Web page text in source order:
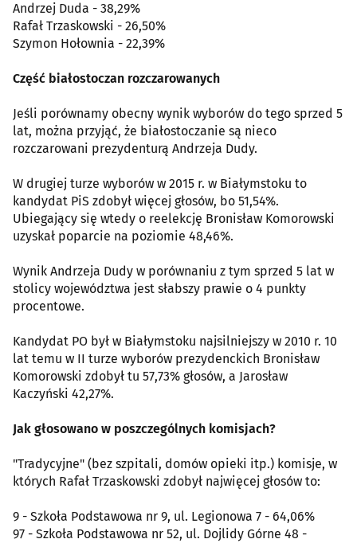
Andrzej Duda - 38,29%
Rafał Trzaskowski - 26,50%
Szymon Hołownia - 22,39%
Część białostoczan rozczarowanych
Jeśli porównamy obecny wynik wyborów do tego sprzed 5
lat, można przyjąć, że białostoczanie są nieco
rozczarowani prezydenturą Andrzeja Dudy.
W drugiej turze wyborów w 2015 r. w Białymstoku to
kandydat PiS zdobył więcej głosów, bo 51,54%.
Ubiegający się wtedy o reelekcję Bronisław Komorowski
uzyskał poparcie na poziomie 48,46%.
Wynik Andrzeja Dudy w porównaniu z tym sprzed 5 lat w
stolicy województwa jest słabszy prawie o 4 punkty
procentowe.
Kandydat PO był w Białymstoku najsilniejszy w 2010 r. 10
lat temu w II turze wyborów prezydenckich Bronisław
Komorowski zdobył tu 57,73% głosów, a Jarosław
Kaczyński 42,27%.
Jak głosowano w poszczególnych komisjach?
"Tradycyjne" (bez szpitali, domów opieki itp.) komisje, w
których Rafał Trzaskowski zdobył najwięcej głosów to:
9 - Szkoła Podstawowa nr 9, ul. Legionowa 7 - 64,06%
97 - Szkoła Podstawowa nr 52, ul. Dojlidy Górne 48 -